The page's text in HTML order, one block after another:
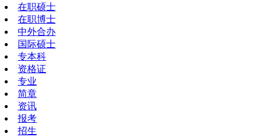
在职硕士
在职博士
中外合办
国际硕士
专本科
资格证
专业
简章
资讯
报考
招生